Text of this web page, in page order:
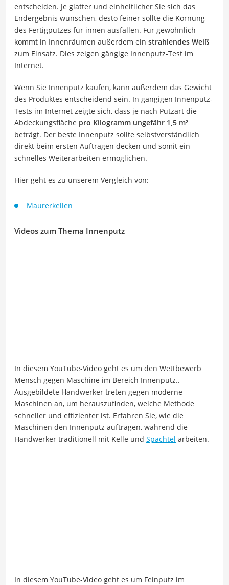
entscheiden. Je glatter und einheitlicher Sie sich das
Endergebnis wünschen, desto feiner sollte die Körnung
des Fertigputzes für innen ausfallen. Für gewöhnlich
kommt in Innenräumen außerdem ein strahlendes Weiß
zum Einsatz. Dies zeigen gängige Innenputz-Test im
Internet.
Wenn Sie Innenputz kaufen, kann außerdem das Gewicht
des Produktes entscheidend sein. In gängigen Innenputz-
Tests im Internet zeigte sich, dass je nach Putzart die
Abdeckungsfläche pro Kilogramm ungefähr 1,5 m²
beträgt. Der beste Innenputz sollte selbstverständlich
direkt beim ersten Auftragen decken und somit ein
schnelles Weiterarbeiten ermöglichen.
Hier geht es zu unserem Vergleich von:
Maurerkellen
Videos zum Thema Innenputz
In diesem YouTube-Video geht es um den Wettbewerb
Mensch gegen Maschine im Bereich Innenputz..
Ausgebildete Handwerker treten gegen moderne
Maschinen an, um herauszufinden, welche Methode
schneller und effizienter ist. Erfahren Sie, wie die
Maschinen den Innenputz auftragen, während die
Handwerker traditionell mit Kelle und Spachtel arbeiten.
In diesem YouTube-Video geht es um Feinputz im